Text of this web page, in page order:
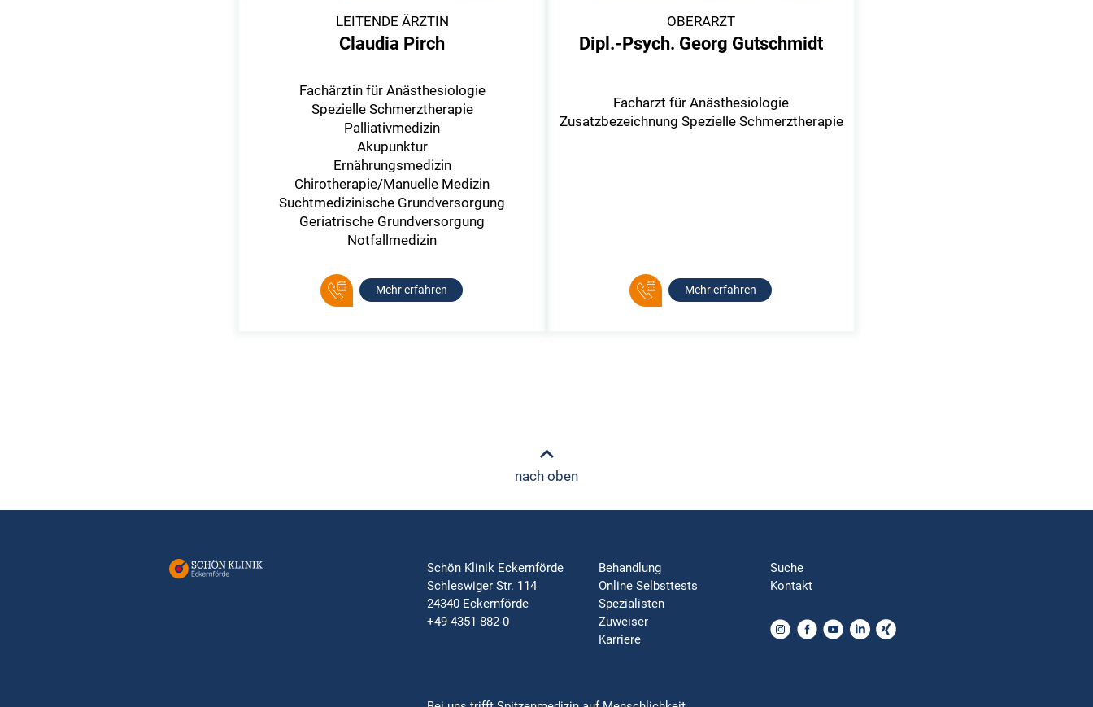
LEITENDE ÄRZTIN
Claudia Pirch
Fachärztin für Anästhesiologie
Spezielle Schmerztherapie
Palliativmedizin
Akupunktur
Ernährungsmedizin
Chirotherapie/Manuelle Medizin
Suchtmedizinische Grundversorgung
Geriatrische Grundversorgung
Notfallmedizin
Mehr erfahren
OBERARZT
Dipl.-Psych. Georg Gutschmidt
Facharzt für Anästhesiologie
Zusatzbezeichnung Spezielle Schmerztherapie
Mehr erfahren
nach oben
Schön Klinik Eckernförde
Schleswiger Str. 114
24340 Eckernförde
+49 4351 882-0
Behandlung
Online Selbsttests
Spezialisten
Zuweiser
Karriere
Suche
Kontakt